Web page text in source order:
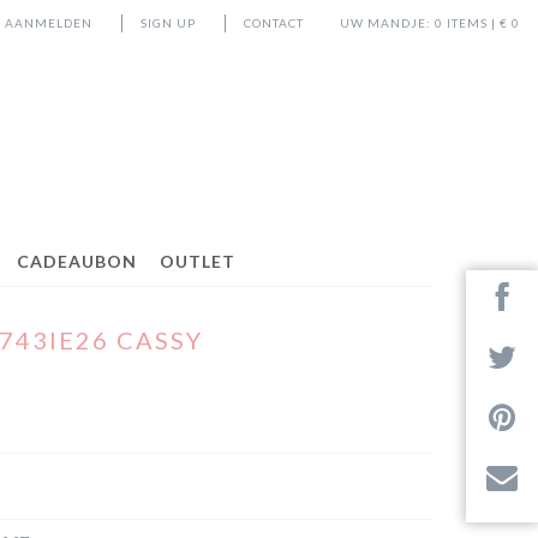
UW MANDJE: 0 ITEMS | € 0
AANMELDEN SIGN UP CONTACT
CADEAUBON OUTLET
CASSY